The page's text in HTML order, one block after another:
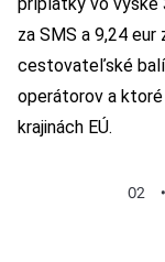
za SMS a 9,24 eur
cestovateľské
operátorov a ktoré
krajinách EÚ.
O2 •